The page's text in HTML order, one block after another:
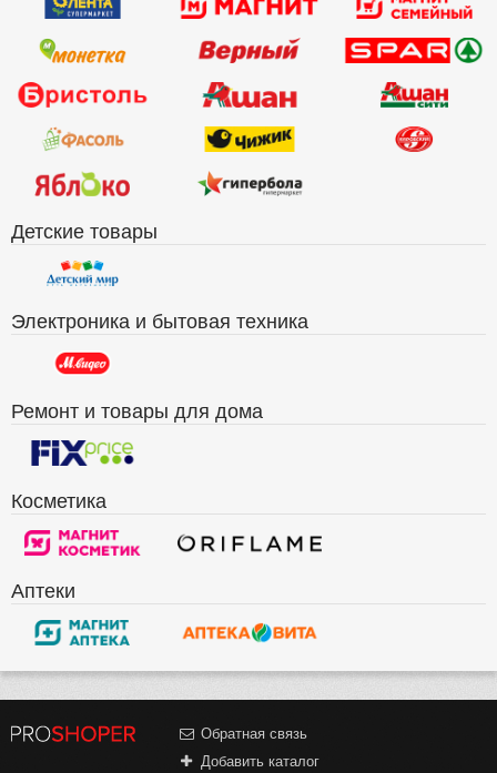
Детские товары
Электроника и бытовая техника
Ремонт и товары для дома
Косметика
Аптеки
Обратная связь
Добавить каталог